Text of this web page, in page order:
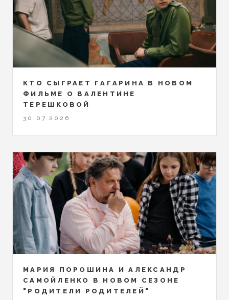
КТО СЫГРАЕТ ГАГАРИНА В НОВОМ
ФИЛЬМЕ О ВАЛЕНТИНЕ
ТЕРЕШКОВОЙ
30.07.2026
МАРИЯ ПОРОШИНА И АЛЕКСАНДР
САМОЙЛЕНКО В НОВОМ СЕЗОНЕ
"РОДИТЕЛИ РОДИТЕЛЕЙ"